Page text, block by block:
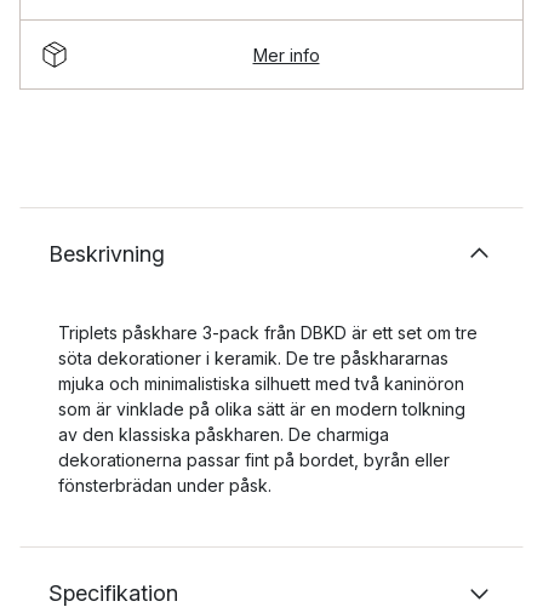
Mer info
Beskrivning
Triplets påskhare 3-pack från DBKD är ett set om tre
söta dekorationer i keramik. De tre påskhararnas
mjuka och minimalistiska silhuett med två kaninöron
som är vinklade på olika sätt är en modern tolkning
av den klassiska påskharen. De charmiga
dekorationerna passar fint på bordet, byrån eller
fönsterbrädan under påsk.
Specifikation